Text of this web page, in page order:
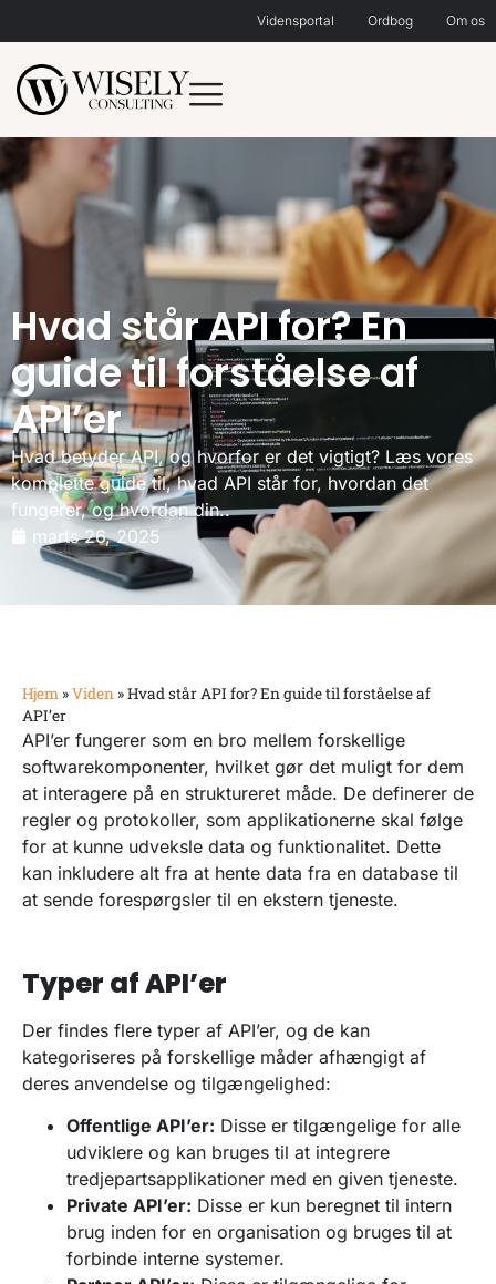
Vidensportal Ordbog Om os
Hvad står API for? En
guide til forståelse af
API’er
Hvad betyder API, og hvorfor er det vigtigt? Læs vores
komplette guide til, hvad API står for, hvordan det
fungerer, og hvordan din..
marts 26, 2025
Hjem »Viden »Hvad står API for? En guide til forståelse af
API’er
API’er fungerer som en bro mellem forskellige
softwarekomponenter, hvilket gør det muligt for dem
at interagere på en struktureret måde. De definerer de
regler og protokoller, som applikationerne skal følge
for at kunne udveksle data og funktionalitet. Dette
kan inkludere alt fra at hente data fra en database til
at sende forespørgsler til en ekstern tjeneste.
Typer af API’er
Der findes flere typer af API’er, og de kan
kategoriseres på forskellige måder afhængigt af
deres anvendelse og tilgængelighed:
Offentlige API’er: Disse er tilgængelige for alle
udviklere og kan bruges til at integrere
tredjepartsapplikationer med en given tjeneste.
Private API’er: Disse er kun beregnet til intern
brug inden for en organisation og bruges til at
forbinde interne systemer.